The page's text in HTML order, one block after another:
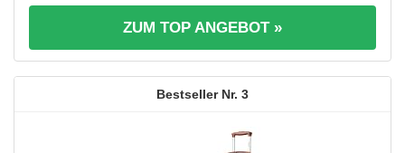
ZUM TOP ANGEBOT »
3